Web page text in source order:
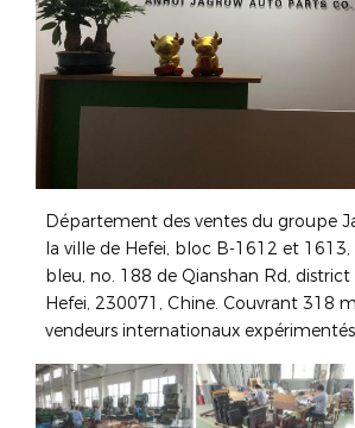
Département des ventes du groupe
la ville de Hefei, bloc B-1612 et
bleu, no. 188 de Qianshan Rd, district
Hefei, 230071, Chine. Couvrant 318
vendeurs internationaux